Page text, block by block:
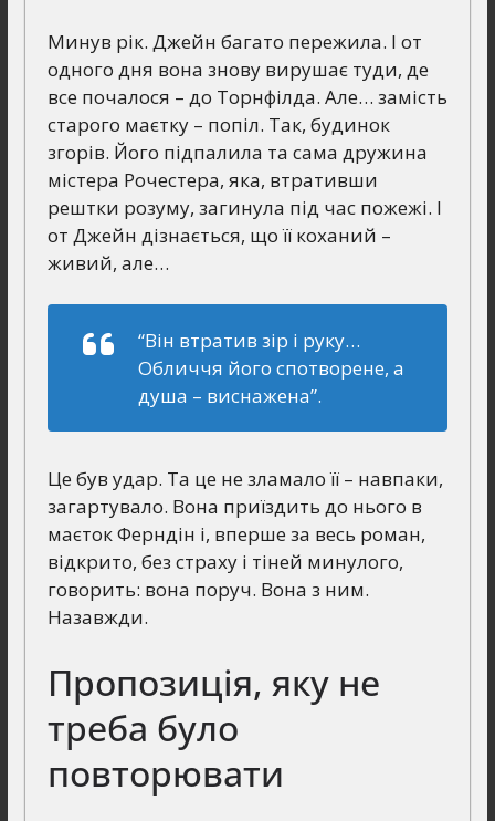
Минув рік. Джейн багато пережила. І от
одного дня вона знову вирушає туди, де
все почалося – до Торнфілда. Але… замість
старого маєтку – попіл. Так, будинок
згорів. Його підпалила та сама дружина
містера Рочестера, яка, втративши
рештки розуму, загинула під час пожежі. І
от Джейн дізнається, що її коханий –
живий, але…
“Він втратив зір і руку…
Обличчя його спотворене, а
душа – виснажена”.
Це був удар. Та це не зламало її – навпаки,
загартувало. Вона приїздить до нього в
маєток Ферндін і, вперше за весь роман,
відкрито, без страху і тіней минулого,
говорить: вона поруч. Вона з ним.
Назавжди.
Пропозиція, яку не
треба було
повторювати